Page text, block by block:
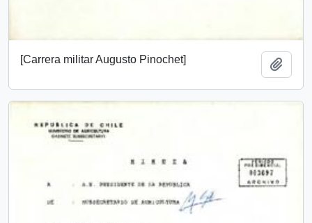
[Carrera militar Augusto Pinochet]